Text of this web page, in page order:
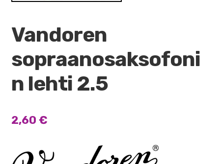
Vandoren
sopraanosaksofoni
n lehti 2.5
2,60 €